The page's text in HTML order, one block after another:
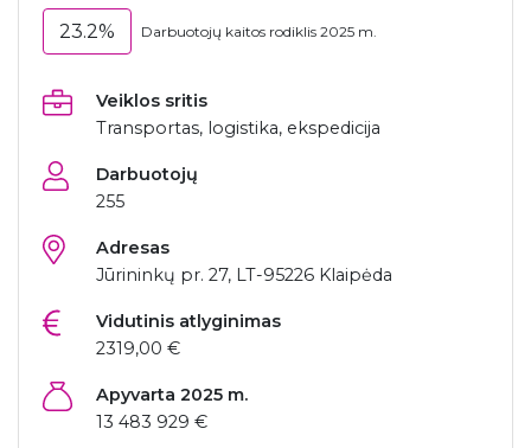
23.2% Darbuotojų kaitos rodiklis 2025 m.
Veiklos sritis
Transportas, logistika, ekspedicija
Darbuotojų
255
Adresas
Jūrininkų pr. 27, LT-95226 Klaipėda
Vidutinis atlyginimas
2319,00 €
Apyvarta 2025 m.
13 483 929 €